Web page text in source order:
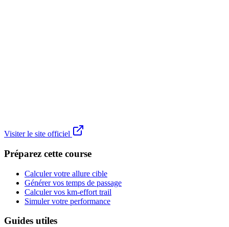
Visiter le site officiel
Préparez cette course
Calculer votre allure cible
Générer vos temps de passage
Calculer vos km-effort trail
Simuler votre performance
Guides utiles